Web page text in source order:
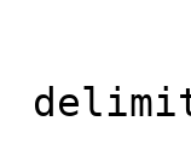
set
set